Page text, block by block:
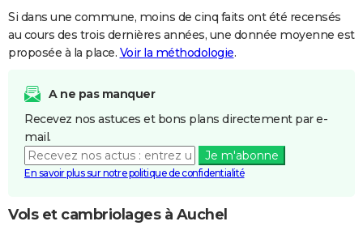
Si dans une commune, moins de cinq faits ont été recensés
au cours des trois dernières années, une donnée moyenne est
proposée à la place. Voir la méthodologie.
A ne pas manquer
Recevez nos astuces et bons plans directement par e-
mail.
Je m'abonne
En savoir plus sur notre politique de confidentialité
Vols et cambriolages à Auchel